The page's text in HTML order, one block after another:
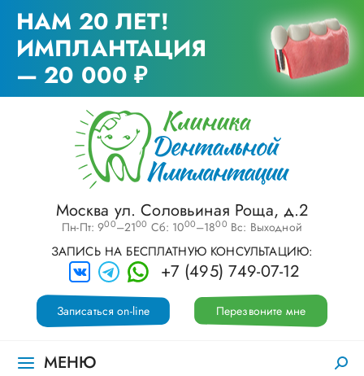
НАМ 20 ЛЕТ!
ИМПЛАНТАЦИЯ
— 20 000 ₽
Москва ул. Соловьиная Роща, д.2
Пн-Пт: 900–2100 Сб: 1000–1800 Вс: Выходной
ЗАПИСЬ НА БЕСПЛАТНУЮ КОНСУЛЬТАЦИЮ:
+7 (495) 749-07-12
Перезвоните мне
Записаться on-line
МЕНЮ